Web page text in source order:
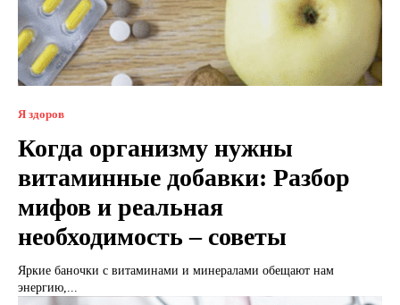
Я здоров
Когда организму нужны
витаминные добавки: Разбор
мифов и реальная
необходимость – советы
Яркие баночки с витаминами и минералами обещают нам
энергию,...